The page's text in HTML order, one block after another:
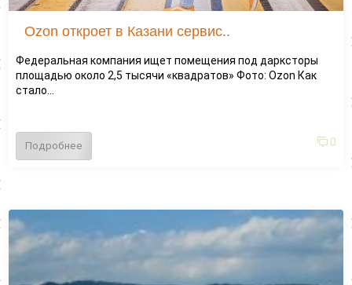
Ozon откроет в Казани сервис..
Федеральная компания ищет помещения под дарксторы
площадью около 2,5 тысячи «квадратов» Фото: Ozon Как
стало...
Подробнее 0